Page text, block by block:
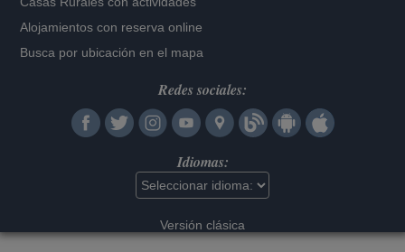
Alojamientos con reserva online
Busca por ubicación en el mapa
Redes sociales:
Idiomas:
Versión clásica